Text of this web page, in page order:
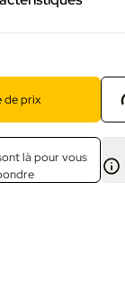
de prix
là pour vous